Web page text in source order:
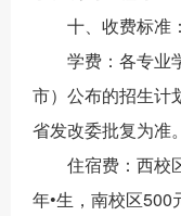
十、收费标准：
学费：各专业
市）公布的招生计
省发改委批复为准。
住宿费：西校
年•生，南校区500